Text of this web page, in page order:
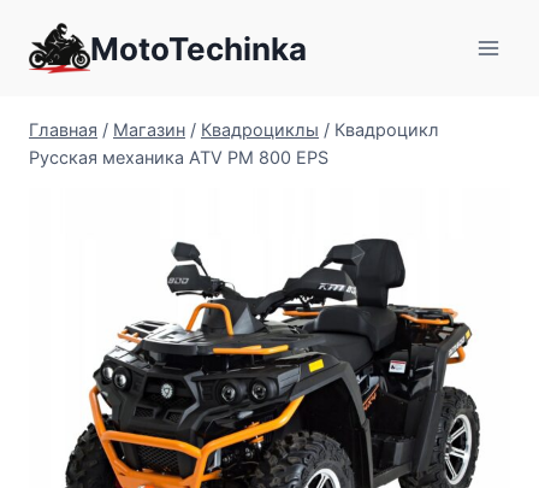
содержимому
MotoTechinka
Главная / Магазин / Квадроциклы / Квадроцикл
Русская механика ATV РМ 800 EPS